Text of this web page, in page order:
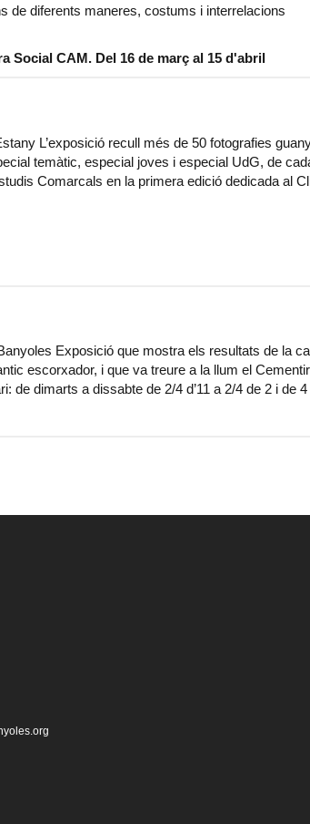
de diferents maneres, costums i interrelacions
Social CAM. Del 16 de març al 15 d'abril
L’exposició recull més de 50 fotografies
temàtic, especial joves i especial UdG, de
Comarcals en la primera edició dedicada al
Exposició que mostra els resultats de la
escorxador, i que va treure a la llum el
dimarts a dissabte de 2/4 d’11 a 2/4 de 2 i de 4